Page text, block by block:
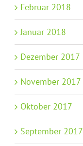
Februar 2018
Januar 2018
Dezember 2017
November 2017
Oktober 2017
September 2017